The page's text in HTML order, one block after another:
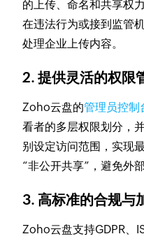
的上传、命名和共享权
在违法行为或接到监管
处理企业上传内容。
2. 提供灵活的权限
Zoho云盘的管理员控制
看者的多层权限划分，
别设定访问范围，实现
“非公开共享”，避免外
3. 高标准的合规与
Zoho云盘支持GDPR、